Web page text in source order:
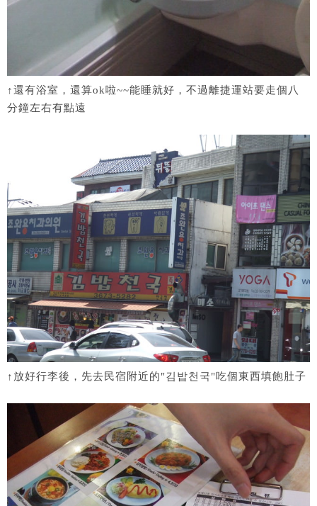
↑還有浴室，還算ok啦~~能睡就好，不過離捷運站要走個八
分鐘左右有點遠
↑放好行李後，先去民宿附近的"김밥천국"吃個東西填飽肚子